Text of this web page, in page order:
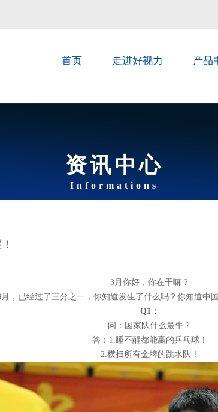
首页 走进好视力 产品
资讯中心
Informations
3月你好，你在干嘛？
月，已经过了三分之一，你知道发生了什么吗？你知道中
Q1 ：
问：国家队什么最牛？
答： 1.睡不醒都能赢的乒乓球！
2.横扫所有金牌的跳水队！